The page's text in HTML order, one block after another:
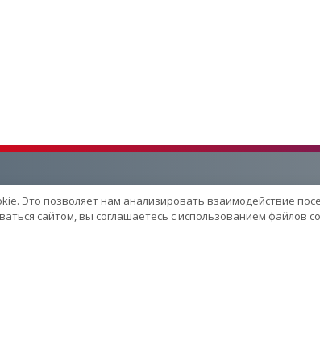
продукция Услуги
Это позволяет нам анализировать взаимодействие
сайтом, вы соглашаетесь с использованием файлов